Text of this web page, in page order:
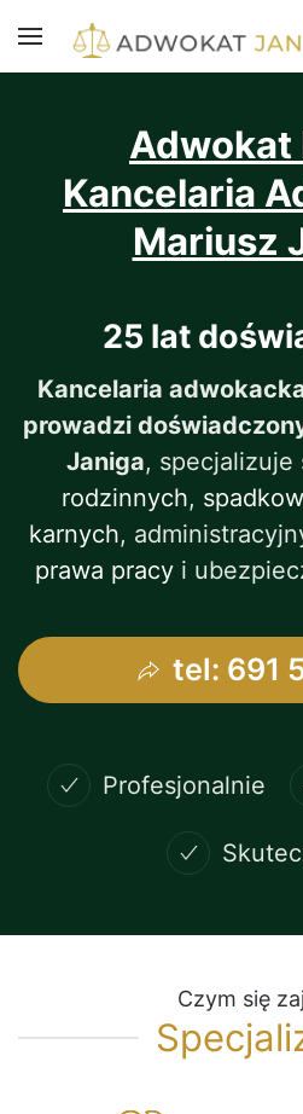
Adwokat
Kancelaria
Mariusz
25 lat
Kancelaria
prowadzi
Janiga, specjalizuje
rodzinnych,
karnych,
prawa pracyi
tel: 691
Profesjonalnie
Czym się